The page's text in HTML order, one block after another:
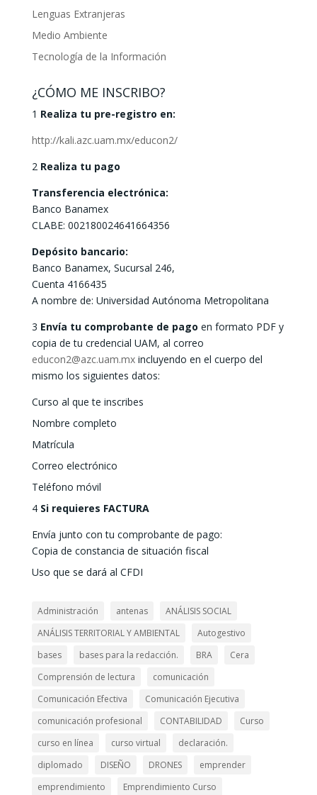
Lenguas Extranjeras
Medio Ambiente
Tecnología de la Información
¿CÓMO ME INSCRIBO?
1 Realiza tu pre-registro en:
http://kali.azc.uam.mx/educon2/
2 Realiza tu pago
Transferencia electrónica:
Banco Banamex
CLABE: 002180024641664356
Depósito bancario:
Banco Banamex, Sucursal 246,
Cuenta 4166435
A nombre de: Universidad Autónoma Metropolitana
3 Envía tu comprobante de pago en formato PDF y
copia de tu credencial UAM, al correo
educon2@azc.uam.mxincluyendo en el cuerpo del
mismo los siguientes datos:
Curso al que te inscribes
Nombre completo
Matrícula
Correo electrónico
Teléfono móvil
4 Si requieres FACTURA
Envía junto con tu comprobante de pago:
Copia de constancia de situación fiscal
Uso que se dará al CFDI
Administración antenas
ANÁLISIS SOCIAL
ANÁLISIS TERRITORIAL Y AMBIENTAL
Autogestivo
bases
bases para la redacción. BRA
Cera
Comprensión de lectura
comunicación
Comunicación Efectiva
Comunicación Ejecutiva
comunicación profesional
CONTABILIDAD
Curso
curso en línea
curso virtual
declaración.
diplomado
DISEÑO DRONES
emprender
emprendimiento
Emprendimiento Curso